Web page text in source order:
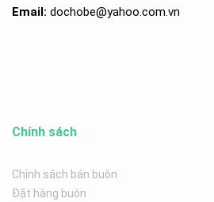
Email: dochobe@yahoo.com.vn
Chính sách
Chính sách bán buôn
Đặt hàng buôn